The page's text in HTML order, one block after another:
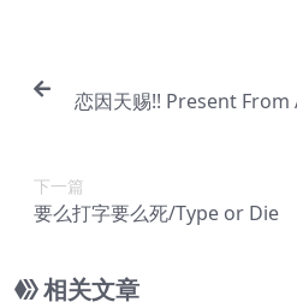
恋因天赐!! Present From
下一篇
要么打字要么死/Type or Die
相关文章